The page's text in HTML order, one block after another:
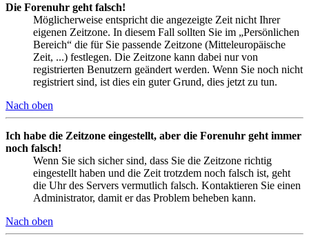
Die Forenuhr geht falsch!
Möglicherweise entspricht die angezeigte Zeit nicht Ihrer
eigenen Zeitzone. In diesem Fall sollten Sie im „Persönlichen
Bereich“ die für Sie passende Zeitzone (Mitteleuropäische
Zeit, ...) festlegen. Die Zeitzone kann dabei nur von
registrierten Benutzern geändert werden. Wenn Sie noch nicht
registriert sind, ist dies ein guter Grund, dies jetzt zu tun.
Nach oben
Ich habe die Zeitzone eingestellt, aber die Forenuhr geht immer
noch falsch!
Wenn Sie sich sicher sind, dass Sie die Zeitzone richtig
eingestellt haben und die Zeit trotzdem noch falsch ist, geht
die Uhr des Servers vermutlich falsch. Kontaktieren Sie einen
Administrator, damit er das Problem beheben kann.
Nach oben